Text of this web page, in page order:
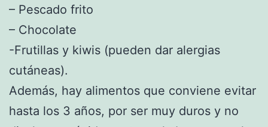
– Pescado frito
– Chocolate
-Frutillas y kiwis (pueden dar alergias
cutáneas).
Además, hay alimentos que conviene evitar
hasta los 3 años, por ser muy duros y no